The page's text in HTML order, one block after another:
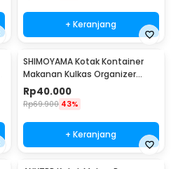
+ Keranjang
SHIMOYAMA Kotak Kontainer
Makanan Kulkas Organizer
Drainer with Lid 1.7L - RFS49
Rp40.000
Rp69.900 43%
+ Keranjang